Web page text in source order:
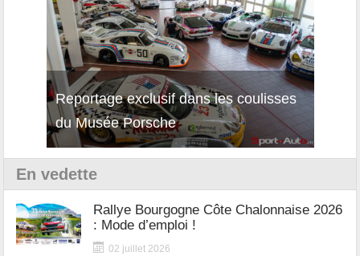
Reportage exclusif dans les coulisses
du Musée Porsche
Découverte de la nouvelle Ferrari
12Cilindri Manuale
En vedette
Rallye Bourgogne Côte Chalonnaise 2026
: Mode d’emploi !
02 juillet 2026